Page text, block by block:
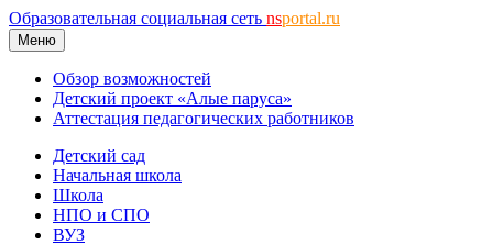
Образовательная социальная сеть nsportal.ru
Меню
Обзор возможностей
Детский проект «Алые паруса»
Аттестация педагогических работников
Детский сад
Начальная школа
Школа
НПО и СПО
ВУЗ